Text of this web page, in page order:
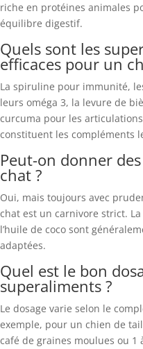
riche en protéines animales
équilibre digestif.
Quels sont les
efficaces pour un
La spiruline pour immunité,
leurs oméga 3, la levure de
curcuma pour les articulations
constituent les compléments
Peut-on donner
chat ?
Oui, mais toujours avec
chat est un carnivore strict.
l’huile de coco sont
adaptées.
Quel est le bon
superaliments ?
Le dosage varie selon le
exemple, pour un chien de
café de graines moulues ou